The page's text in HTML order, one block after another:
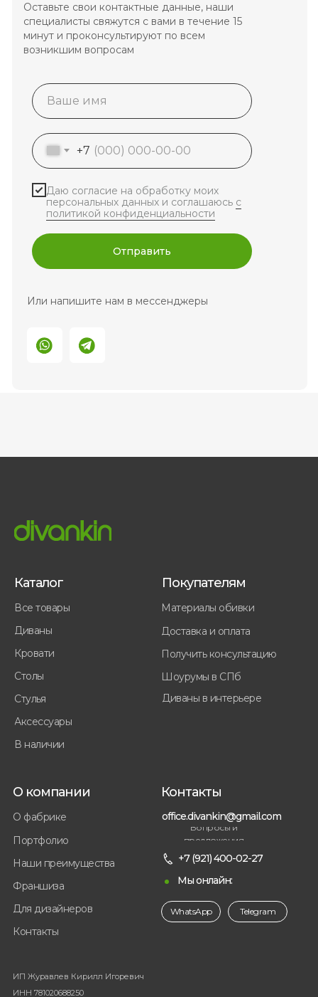
Оставьте свои контактные данные, наши
специалисты свяжутся с вами в течение 15
минут и проконсультируют по всем
возникшим вопросам
Или напишите нам в мессенджеры
+7
Даю согласие на обработку моих
персональных данных и соглашаюсь с
политикой конфиденциальности
Отправить
Все товары
Диваны
Кровати
Стулья
Столы
Аксессуары
В наличии
Каталог
Материалы обивки
Доставка и оплата
Получить консультацию
Шоурумы в СПб
Диваны в интерьере
Покупателям
О фабрике
Портфолио
Наши преимущества
Франшиза
О компании
Контакты
Контакты
office.divankin@gmail.com
Вопросы и
предложения
+7 (921) 400-02-27
Мы онлайн:
WhatsApp Telegram
ИП Журавлев Кирилл Игоревич
ИНН 781020688250
Для дизайнеров